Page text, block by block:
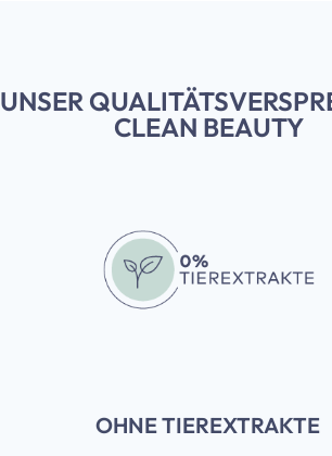
UNSER
CLEAN BEAUTY
OHNE TIEREXTRAKTE